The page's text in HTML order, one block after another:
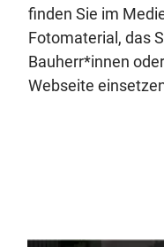
finden Sie im
Fotomaterial, das
Bauherr*innen
Webseite